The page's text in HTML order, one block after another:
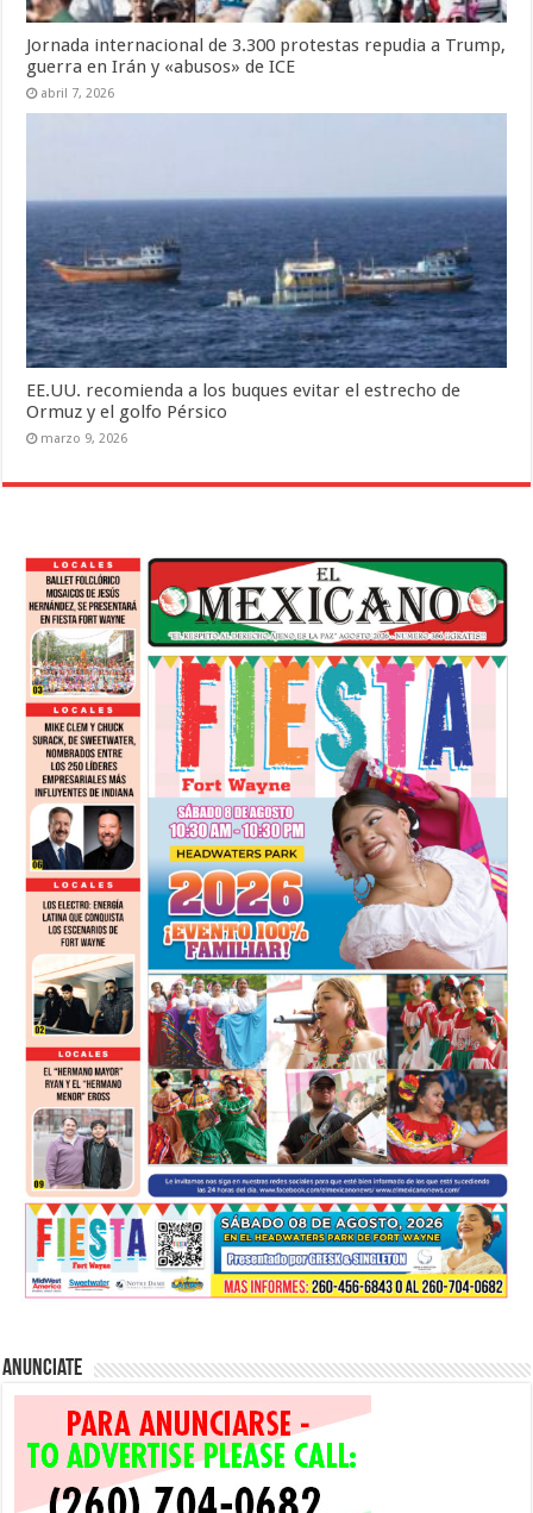
Jornada internacional de 3.300 protestas repudia a Trump,
guerra en Irán y «abusos» de ICE
abril 7, 2026
EE.UU. recomienda a los buques evitar el estrecho de
Ormuz y el golfo Pérsico
marzo 9, 2026
Anunciate